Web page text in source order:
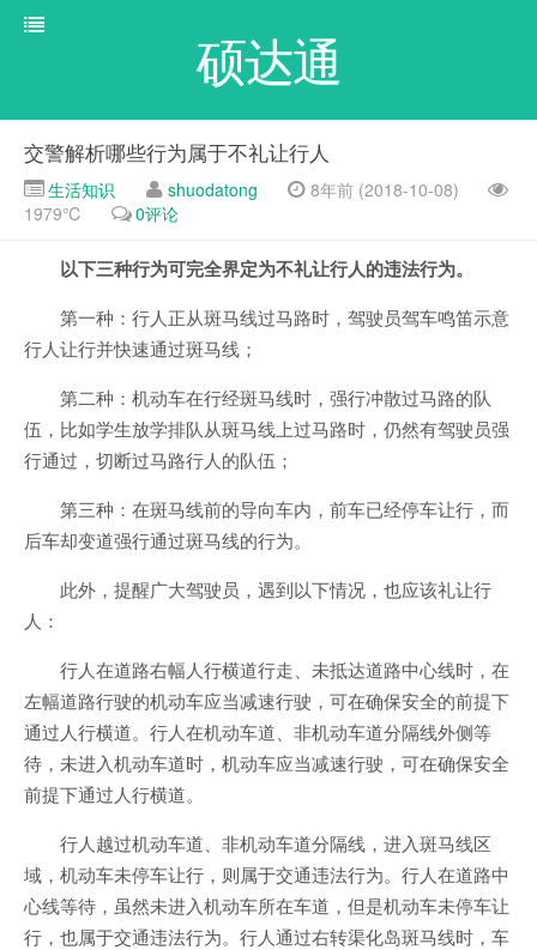
硕达通
交警解析哪些行为属于不礼让行人
生活知识 shuodatong
8年前 (2018-10-08)
1979℃
0评论
以下三种行为可完全界定为不礼让行人的违法行为。
第一种：行人正从斑马线过马路时，驾驶员驾车鸣笛示意
行人让行并快速通过斑马线；
第二种：机动车在行经斑马线时，强行冲散过马路的队
伍，比如学生放学排队从斑马线上过马路时，仍然有驾驶员强
行通过，切断过马路行人的队伍；
第三种：在斑马线前的导向车内，前车已经停车让行，而
后车却变道强行通过斑马线的行为。
此外，提醒广大驾驶员，遇到以下情况，也应该礼让行
人：
行人在道路右幅人行横道行走、未抵达道路中心线时，在
左幅道路行驶的机动车应当减速行驶，可在确保安全的前提下
通过人行横道。行人在机动车道、非机动车道分隔线外侧等
待，未进入机动车道时，机动车应当减速行驶，可在确保安全
前提下通过人行横道。
行人越过机动车道、非机动车道分隔线，进入斑马线区
域，机动车未停车让行，则属于交通违法行为。行人在道路中
心线等待，虽然未进入机动车所在车道，但是机动车未停车让
行，也属于交通违法行为。行人通过右转渠化岛斑马线时，车